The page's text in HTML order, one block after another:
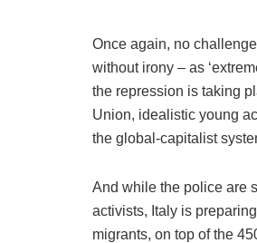
Once again, no
without irony – as
the repression is taking
Union, idealistic young
the global-capitalist
And while the police are
activists, Italy is
migrants, on top of the